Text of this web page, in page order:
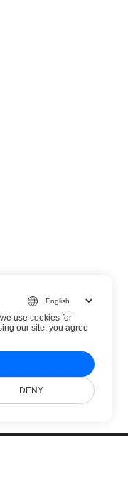
use cookies for
our site, you agree
DENY